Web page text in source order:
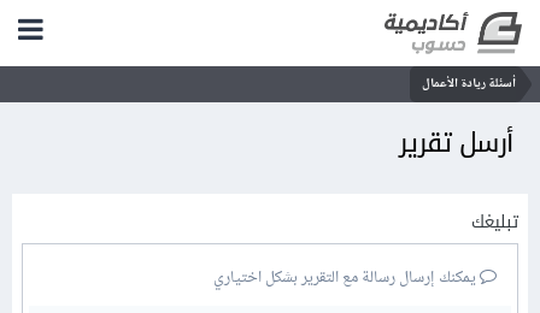
أسئلة ريادة الأعمال
أرسل تقرير
تبليغك
يمكنك إرسال رسالة مع التقرير بشكل اختياري